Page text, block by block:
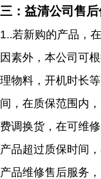
三：益清公司售后
1..若新购的产品，
因素外，本公司可
理物料，开机时长
间，在质保范围内
费调换货，在可维
产品超过质保时间
产品维修售后服务